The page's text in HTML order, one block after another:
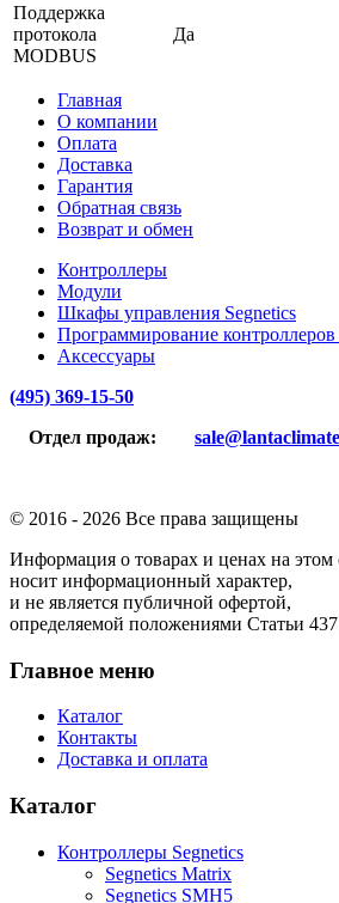
Поддержка
протокола
MODBUS
Да
Главная
О компании
Оплата
Доставка
Гарантия
Обратная связь
Возврат и обмен
Контроллеры
Модули
Шкафы управления Segnetics
Программирование контроллеров
Аксессуары
(495) 369-15-50
Отдел продаж:
© 2016 - 2026 Все права защищены
Информация о товарах и ценах на этом
носит информационный характер,
и не является публичной офертой,
определяемой положениями Статьи
Главное меню
Каталог
Контакты
Доставка и оплата
Каталог
Контроллеры Segnetics
Segnetics Matrix
Segnetics SMH5